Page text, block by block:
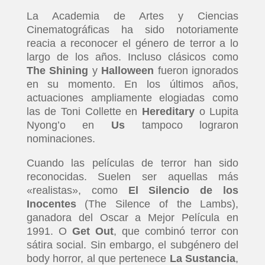
La Academia de Artes y Ciencias
Cinematográficas ha sido notoriamente
reacia a reconocer el género de terror a lo
largo de los años. Incluso clásicos como
The Shining y Halloween fueron ignorados
en su momento. En los últimos años,
actuaciones ampliamente elogiadas como
las de Toni Collette en Hereditaryo Lupita
Nyong’o en Us tampoco lograron
nominaciones.
Cuando las películas de terror han sido
reconocidas. Suelen ser aquellas más
«realistas», como El Silencio de los
Inocentes(The Silence of the Lambs),
ganadora del Oscar a Mejor Película en
1991. O Get Out, que combinó terror con
sátira social. Sin embargo, el subgénero del
body horror, al que pertenece La Sustancia,